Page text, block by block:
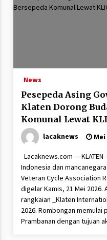
News
Pesepeda Asing
Klaten Dorong
Komunal Lewat
lacaknews Mei
Lacaknews.com —
Indonesia dan
Veteran Cycle Association
digelar Kamis, 21 Mei 2026.
rangkaian _Klaten
2026. Rombongan memulai
Prambanan dengan tujuan